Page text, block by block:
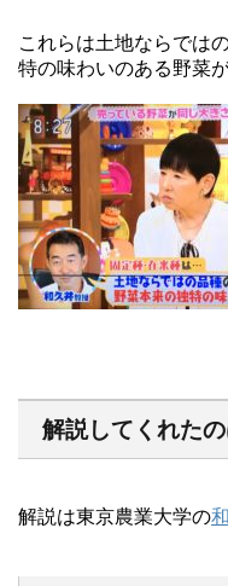
これらは土地ならでは
特の味わいのある野菜
解説してくれた
解説は東京農業大学の